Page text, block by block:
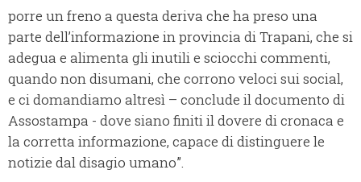
porre un freno a questa deriva che ha preso una
parte dell’informazione in provincia di Trapani, che si
adegua e alimenta gli inutili e sciocchi commenti,
quando non disumani, che corrono veloci sui social,
e ci domandiamo altresì – conclude il documento di
Assostampa - dove siano finiti il dovere di cronaca e
la corretta informazione, capace di distinguere le
notizie dal disagio umano”.